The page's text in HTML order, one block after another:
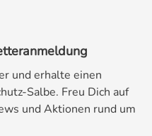
Spektrum feiner Dosierungen ab. Löffelgröße Volumen
für Mehl, Zucker, Eiweißpulver oder
Söhne
auf 0,1 g und unterstützt vier gängige
auf Null zurück.
fest, falls die Sicht beim Wiegen einmal
Kaffee, Gewürzen und
und erhalte einen
Salbe. Freu Dich auf
und Aktionen rund um